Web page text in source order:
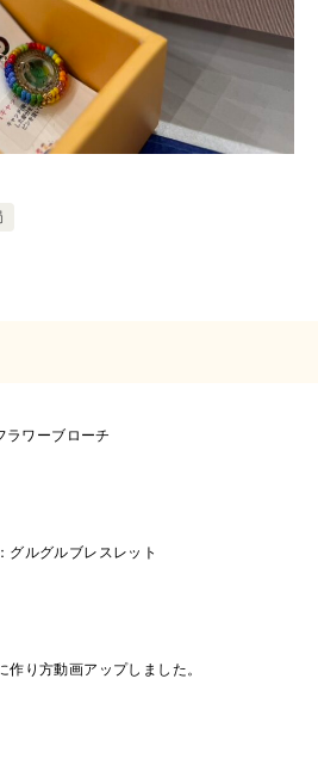
ラワーブローチ
グルグルブレスレット
作り方動画アップしました。